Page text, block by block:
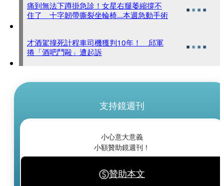
痛到無法下蹲掛急診！女星右腿萎縮撐不
住了 十字韌帶撕裂坐輪椅...本週急動手術
才酒駕撞死計程車司機獲判10年！ 邱軍
捲「酒吧鬥毆」遭起訴
支持鏡週刊
小心意大意義
小額贊助鏡週刊！
贊助本文